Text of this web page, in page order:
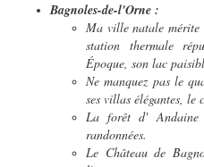
Bagnoles-de-l'Orne :
Ma ville natale mérite
station thermale
Époque, son lac
Ne manquez pas le
ses villas élégantes, le
La forêt d' Andaine
randonnées.
Le Château de